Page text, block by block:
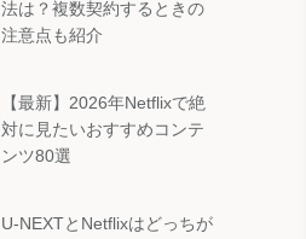
法は？複数契約するときの
注意点も紹介
【最新】2026年Netflixで絶
対に見たいおすすめコンテ
ンツ80選
U-NEXTとNetflixはどっちが